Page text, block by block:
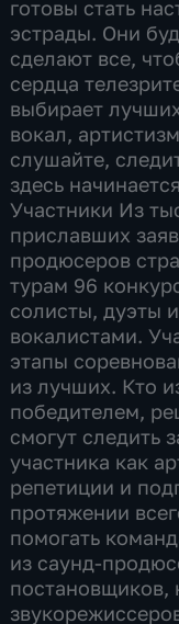
готовы стать
эстрады. Они
сделают все,
сердца
выбирает
вокал,
слушайте,
здесь
Участники Из
приславших
продюсеров
турам 96
солисты, дуэты
вокалистами.
этапы
из лучших. Кто
победителем,
смогут следить
участника как
репетиции и
протяжении
помогать
из саунд-
постановщиков,